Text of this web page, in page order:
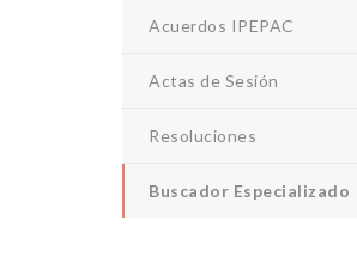
Acuerdos IPEPAC
Actas de Sesión
Resoluciones
Buscador Especializado